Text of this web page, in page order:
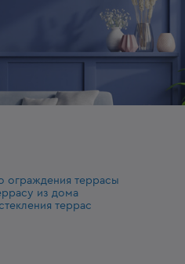
ограждения террасы
из дома
террас